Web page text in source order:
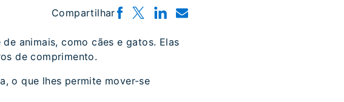
Compartilhar
animais, como cães e gatos. Elas
de comprimento.
o que lhes permite mover-se